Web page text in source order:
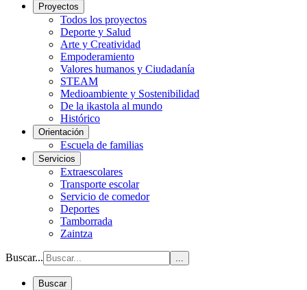
Proyectos
Todos los proyectos
Deporte y Salud
Arte y Creatividad
Empoderamiento
Valores humanos y Ciudadanía
STEAM
Medioambiente y Sostenibilidad
De la ikastola al mundo
Histórico
Orientación
Escuela de familias
Servicios
Extraescolares
Transporte escolar
Servicio de comedor
Deportes
Tamborrada
Zaintza
Buscar... ...
Buscar